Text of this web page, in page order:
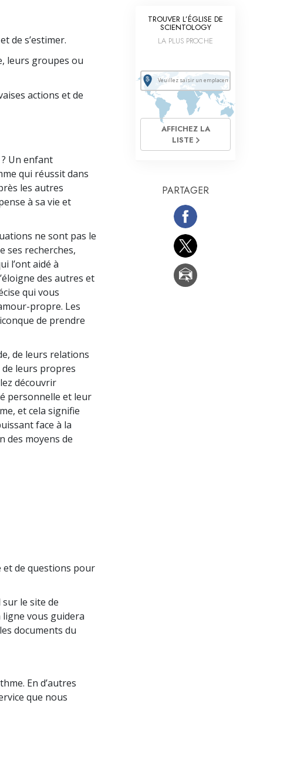
de s’estimer.
leurs groupes ou
actions et de
? Un enfant
qui réussit dans
les autres
à sa vie et
ne sont pas le
ses recherches,
l’ont aidé à
des autres et
qui vous
propre. Les
de prendre
de leurs relations
leurs propres
découvrir
personnelle et leur
et cela signifie
face à la
des moyens de
et de questions pour
le site de
vous guidera
documents du
En d’autres
que nous
TROUVER L’ÉGLISE DE
SCIENTOLOGY
LA PLUS PROCHE
AFFICHEZ LA
LISTE
PARTAGER